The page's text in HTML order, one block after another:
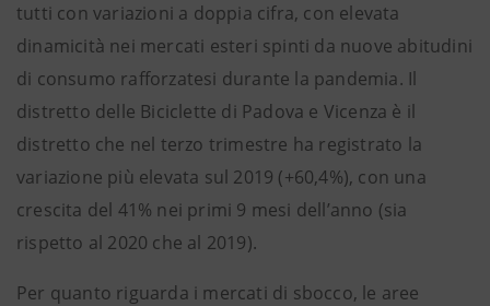
tutti con variazioni a doppia cifra, con elevata
dinamicità nei mercati esteri spinti da nuove abitudini
di consumo rafforzatesi durante la pandemia. Il
distretto delle Biciclette di Padova e Vicenza è il
distretto che nel terzo trimestre ha registrato la
variazione più elevata sul 2019 (+60,4%), con una
crescita del 41% nei primi 9 mesi dell’anno (sia
rispetto al 2020 che al 2019).
Per quanto riguarda i mercati di sbocco, le aree